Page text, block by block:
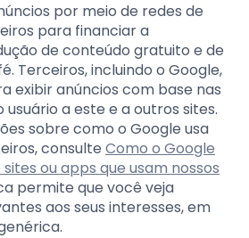
por meio de redes de
para financiar a
de conteúdo gratuito e de
Terceiros, incluindo o Google,
exibir anúncios com base nas
a este e a outros sites.
sobre como o Google usa
consulte Como o Google
ou apps que usam nossos
permite que você veja
aos seus interesses, em